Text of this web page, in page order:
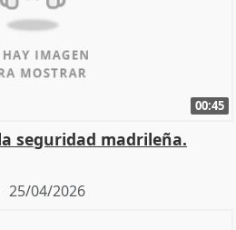
00:45
seguridad madrileña.
25/04/2026